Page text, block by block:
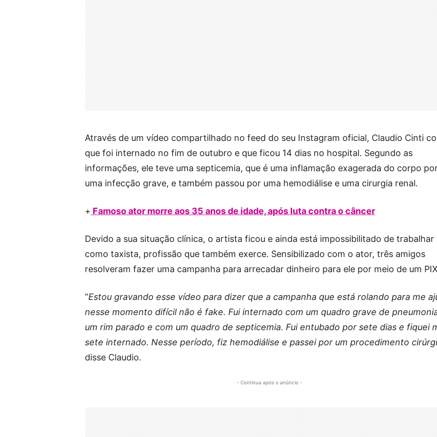
Através de um vídeo compartilhado no feed do seu Instagram oficial, Claudio Cinti
que foi internado no fim de outubro e que ficou 14 dias no hospital. Segundo as
informações, ele teve uma septicemia, que é uma inflamação exagerada do corpo
uma infecção grave, e também passou por uma hemodiálise e uma cirurgia renal.
+ Famoso ator morre aos 35 anos de idade, após luta contra o câncer
Devido a sua situação clínica, o artista ficou e ainda está impossibilitado de trabalhar
como taxista, profissão que também exerce. Sensibilizado com o ator, três amigos
resolveram fazer uma campanha para arrecadar dinheiro para ele por meio de um
“Estou gravando esse vídeo para dizer que a campanha que está rolando para me
nesse momento difícil não é fake. Fui internado com um quadro grave de
um rim parado e com um quadro de septicemia. Fui entubado por sete dias e fiquei
sete internado. Nesse período, fiz hemodiálise e passei por um procedimento
disse Claudio.
- Continua após o anúncio -